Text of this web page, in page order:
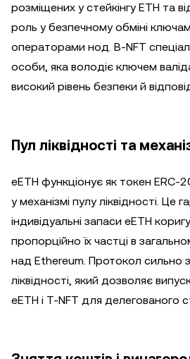
розміщених у стейкінгу ETH та
роль у безпечному обміні
операторами нод. B-NFT
особи, яка володіє ключем
високий рівень безпеки й
Пул ліквідності та
eETH функціонує як токен ERC-
у механізмі пулу ліквідності. Це
індивідуальні запаси eETH
пропорційно їх частці в
над Ethereum. Протокол сильно
ліквідності, який дозволяє
eETH і T-NFT для делегованого